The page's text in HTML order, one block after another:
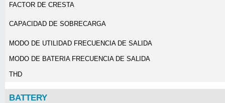
FACTOR DE CRESTA
CAPACIDAD DE SOBRECARGA
MODO DE UTILIDAD FRECUENCIA DE SALIDA
MODO DE BATERIA FRECUENCIA DE SALIDA
THD
BATTERY